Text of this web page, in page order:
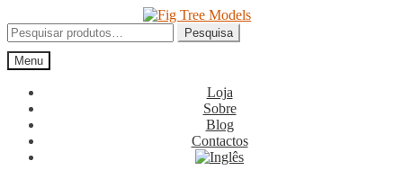
para
a
navegação
para
o
conteúdo
Pesquisar
por:
Pesquisa
Menu
Loja
Sobre
Blog
Contactos